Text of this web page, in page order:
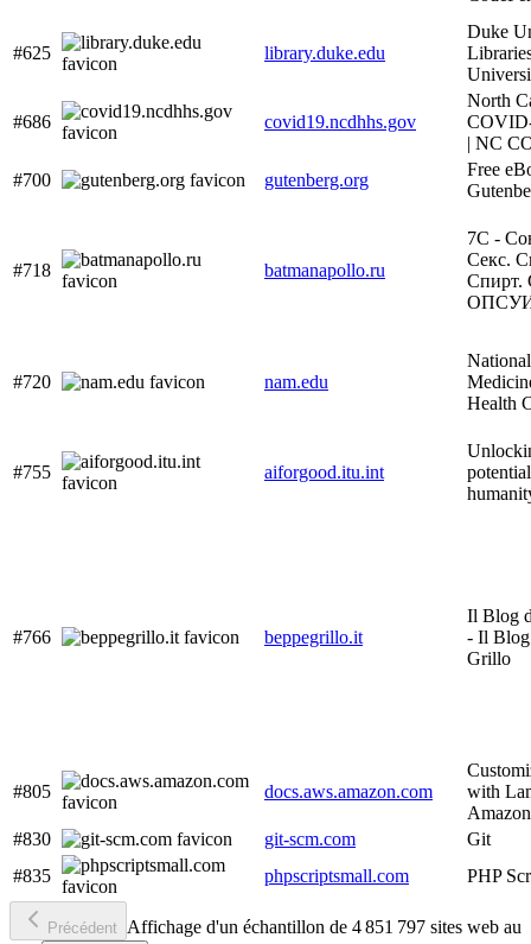
#625 library.duke.edu
Duke
#686 covid19.ncdhhs.gov
North
| NC
#700
gutenberg.org
Free
#718 batmanapollo.ru
7С -
Секс.
Спирт.
#720 nam.edu
Health
#755 aiforgood.itu.int
#766 beppegrillo.it
Il Blog
- Il
Grillo
#805 docs.aws.amazon.com
with
#830
git-scm.com
Git
#835
phpscriptsmall.com PHP
Précédent Affichage d'un échantillon de 4 851 797 sites web au